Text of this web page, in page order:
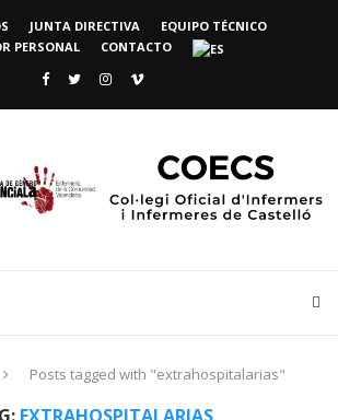
JUNTA DIRECTIVA
EQUIPO TÉCNICO
PERSONAL
CONTACTO
Posts tagged with "extrahospitalarias"